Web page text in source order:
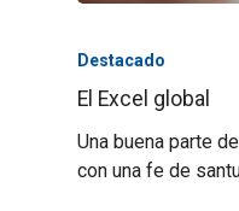
Destacado
El Excel global
Una buena parte
con una fe de